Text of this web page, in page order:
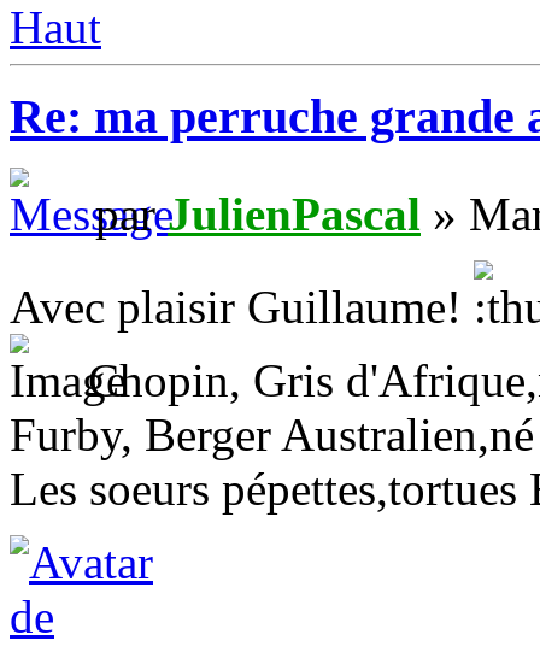
Haut
Re: ma perruche grande
parJulienPascal »
Avec plaisir Guillaume!
Chopin, Gris
Furby, Berger
Les soeurs